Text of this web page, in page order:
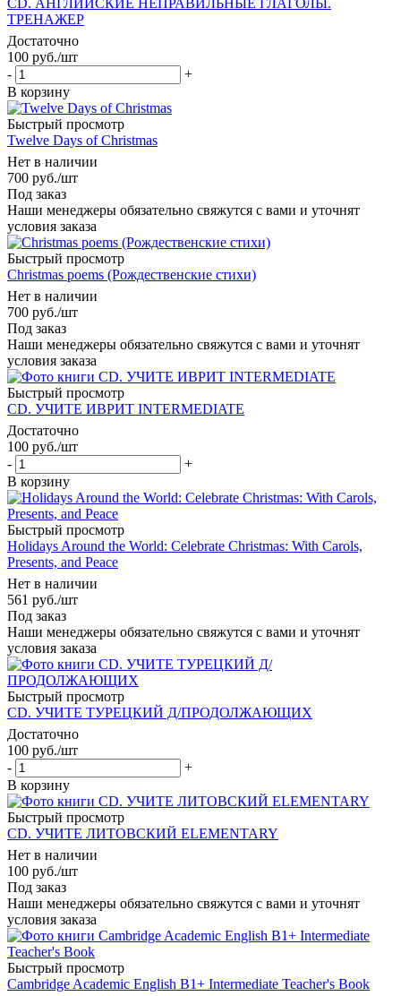
ТРЕНАЖЕР
Достаточно
100 руб./шт
-
+
В корзину
Быстрый просмотр
Twelve Days of Christmas
Нет в наличии
700 руб./шт
Под заказ
Наши менеджеры обязательно свяжутся с вами и уточнят
условия заказа
Быстрый просмотр
Christmas poems (Рождественские стихи)
Нет в наличии
700 руб./шт
Под заказ
Наши менеджеры обязательно свяжутся с вами и уточнят
условия заказа
Быстрый просмотр
CD. УЧИТЕ ИВРИТ INTERMEDIATE
Достаточно
100 руб./шт
-
+
В корзину
Быстрый просмотр
Holidays Around the World: Celebrate Christmas: With Carols,
Presents, and Peace
Нет в наличии
561 руб./шт
Под заказ
Наши менеджеры обязательно свяжутся с вами и уточнят
условия заказа
Быстрый просмотр
CD. УЧИТЕ ТУРЕЦКИЙ Д/ПРОДОЛЖАЮЩИХ
Достаточно
100 руб./шт
-
+
В корзину
Быстрый просмотр
CD. УЧИТЕ ЛИТОВСКИЙ ELEMENTARY
Нет в наличии
100 руб./шт
Под заказ
Наши менеджеры обязательно свяжутся с вами и уточнят
условия заказа
Быстрый просмотр
Cambridge Academic English B1+ Intermediate Teacher's Book